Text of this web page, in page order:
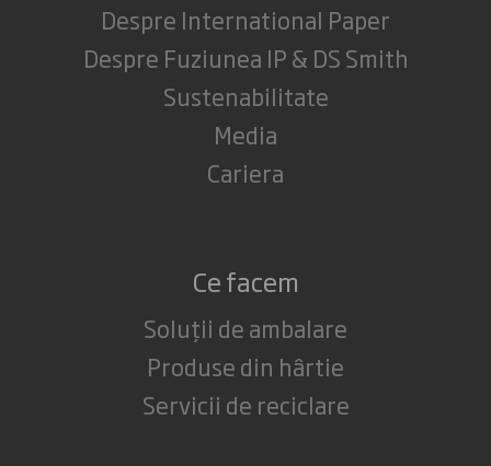
Despre International Paper
Despre Fuziunea IP & DS Smith
Sustenabilitate
Media
Cariera
Ce facem
Soluții de ambalare
Produse din hârtie
Servicii de reciclare